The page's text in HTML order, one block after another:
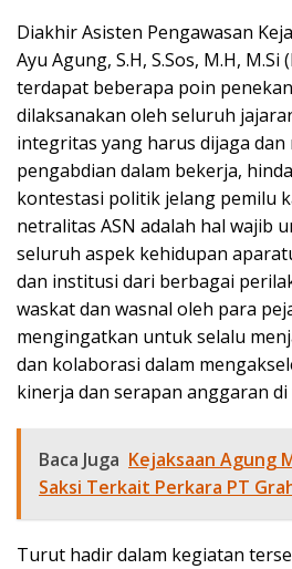
Diakhir Asisten Pengawasan
Ayu Agung, S.H, S.Sos, M.H,
terdapat beberapa poin
dilaksanakan oleh seluruh
integritas yang harus dijaga dan
pengabdian dalam bekerja,
kontestasi politik jelang pemilu
netralitas ASN adalah hal wajib
seluruh aspek kehidupan
dan institusi dari berbagai
waskat dan wasnal oleh para
mengingatkan untuk selalu
dan kolaborasi dalam
kinerja dan serapan anggaran
Baca Juga Kejaksaan Agung
Saksi Terkait Perkara PT
Turut hadir dalam kegiatan